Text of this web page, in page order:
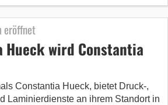
eröffnet
Hueck wird Constantia
Constantia Hueck, bietet Druck-,
Laminierdienste an ihrem Standort in